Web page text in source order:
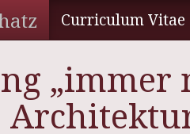
Curriculum Vitae
„immer